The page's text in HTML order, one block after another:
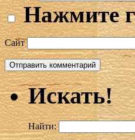
Нажмите
Сайт
Искать!
Найти: